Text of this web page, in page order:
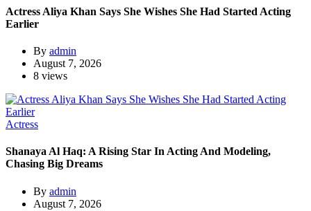
Actress Aliya Khan Says She Wishes She Had Started Acting
Earlier
By admin
August 7, 2026
8 views
Actress
Shanaya Al Haq: A Rising Star In Acting And Modeling,
Chasing Big Dreams
By admin
August 7, 2026